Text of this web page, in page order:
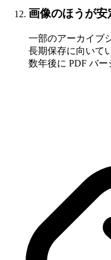
画像のほうが
一部のアーカイブ
長期保存に向いて
数年後に PDF バー